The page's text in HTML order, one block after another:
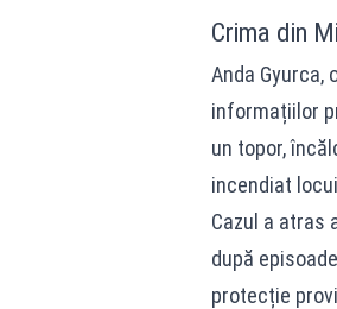
Crima din
Anda Gyurca,
informațiilor
un topor,
incendiat
Cazul a atras
după
protecție